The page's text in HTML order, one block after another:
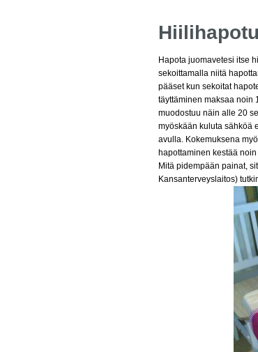
Hapota juomavetesi itse
sekoittamalla niitä
pääset kun sekoitat
täyttäminen maksaa noin
muodostuu näin alle 20
myöskään kuluta sähköä
avulla. Kokemuksena
hapottaminen kestää
Mitä pidempään painat,
Kansanterveyslaitos)